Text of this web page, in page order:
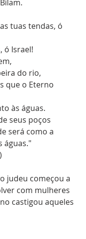
tuas tendas, ó
ó Israel!
do rio,
que o Eterno
às águas.
seus poços
será como a
águas."
judeu começou a
com mulheres
castigou aqueles